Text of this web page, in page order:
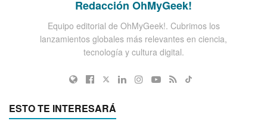
Redacción OhMyGeek!
Equipo editorial de OhMyGeek!. Cubrimos los
lanzamientos globales más relevantes en ciencia,
tecnología y cultura digital.
ESTO TE INTERESARÁ